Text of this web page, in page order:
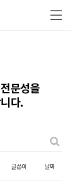
전문성을
다.
글쓴이 날짜